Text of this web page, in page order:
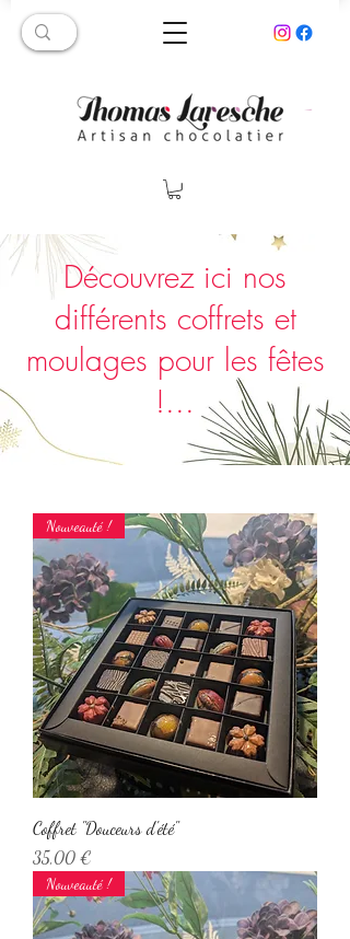
Découvrez ici nos
différents coffrets et
moulages pour les fêtes
!...
Nouveauté !
Coffret "Douceurs d'été"
Prix
35,00 €
Nouveauté !